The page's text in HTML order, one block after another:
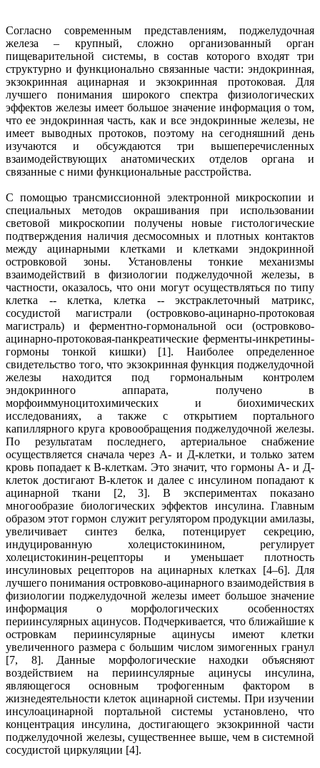
Согласно современным представлениям, поджелудочная
железа – крупный, сложно организованный орган
пищеварительной системы, в состав которого входят три
структурно и функционально связанные части: эндокринная,
экзокринная ацинарная и экзокринная протоковая. Для
лучшего понимания широкого спектра физиологических
эффектов железы имеет большое значение информация о том,
что ее эндокринная часть, как и все эндокринные железы, не
имеет выводных протоков, поэтому на сегодняшний день
изучаются и обсуждаются три вышеперечисленных
взаимодействующих анатомических отделов органа и
связанные с ними функциональные расстройства.
С помощью трансмиссионной электронной микроскопии и
специальных методов окрашивания при использовании
световой микроскопии получены новые гистологические
подтверждения наличия десмосомных и плотных контактов
между ацинарными клетками и клетками эндокринной
островковой зоны. Установлены тонкие механизмы
взаимодействий в физиологии поджелудочной железы, в
частности, оказалось, что они могут осуществляться по типу
клетка -- клетка, клетка -- экстраклеточный матрикс,
сосудистой магистрали (островково-ацинарно-протоковая
магистраль) и ферментно-гормональной оси (островково-
ацинарно-протоковая-панкреатические ферменты-инкретины-
гормоны тонкой кишки) [1]. Наиболее определенное
свидетельство того, что экзокринная функция поджелудочной
железы находится под гормональным контролем
эндокринного аппарата, получено в
морфоиммуноцитохимических и биохимических
исследованиях, а также с открытием портального
капиллярного круга кровообращения поджелудочной железы.
По результатам последнего, артериальное снабжение
осуществляется сначала через А- и Д-клетки, и только затем
кровь попадает к В-клеткам. Это значит, что гормоны А- и Д-
клеток достигают В-клеток и далее с инсулином попадают к
ацинарной ткани [2, 3]. В экспериментах показано
многообразие биологических эффектов инсулина. Главным
образом этот гормон служит регулятором продукции амилазы,
увеличивает синтез белка, потенцирует секрецию,
индуцированную холецистокинином, регулирует
холецистокинин-рецепторы и уменьшает плотность
инсулиновых рецепторов на ацинарных клетках [4–6]. Для
лучшего понимания островково-ацинарного взаимодействия в
физиологии поджелудочной железы имеет большое значение
информация о морфологических особенностях
периинсулярных ацинусов. Подчеркивается, что ближайшие к
островкам периинсулярные ацинусы имеют клетки
увеличенного размера с большим числом зимогенных гранул
[7, 8]. Данные морфологические находки объясняют
воздействием на периинсулярные ацинусы инсулина,
являющегося основным трофогенным фактором в
жизнедеятельности клеток ацинарной системы. При изучении
инсулоацинарной портальной системы установлено, что
концентрация инсулина, достигающего экзокринной части
поджелудочной железы, существеннее выше, чем в системной
сосудистой циркуляции [4].